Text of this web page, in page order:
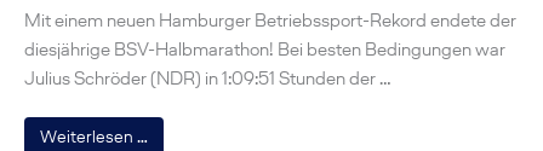
Mit einem neuen Hamburger Betriebssport-Rekord endete der
diesjährige BSV-Halbmarathon! Bei besten Bedingungen war
Julius Schröder (NDR) in 1:09:51 Stunden der …
Weiterlesen …